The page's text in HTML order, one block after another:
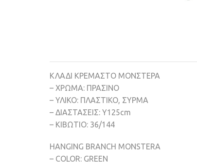
ΚΛΑΔΙ ΚΡΕΜΑΣΤΟ ΜΟΝΣΤΕΡΑ
– ΧΡΩΜΑ: ΠΡΑΣΙΝΟ
– ΥΛΙΚΟ: ΠΛΑΣΤΙΚΟ, ΣΥΡΜΑ
– ΔΙΑΣΤΑΣΕΙΣ: Y125cm
– ΚΙΒΩΤΙΟ: 36/144
HANGING BRANCH MONSTERA
– COLOR: GREEN